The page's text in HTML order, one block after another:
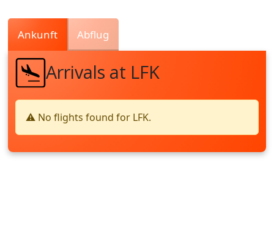
Ankunft Abflug
Arrivals at LFK
⚠️ No flights found for LFK.